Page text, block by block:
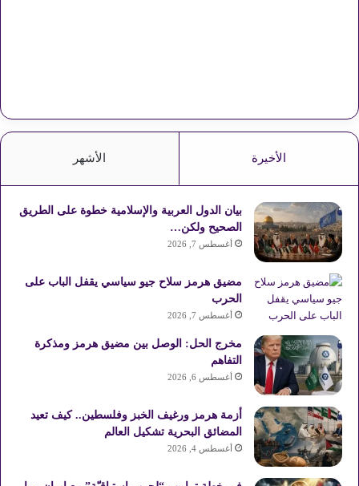
الأخيرة الأشهر
بيان الدول العربية والإسلامية خطوة على الطريق
الصحيح ولكن…
أغسطس 7, 2026
مضيق هرمز سلاح جيو سياسي يقفل الباب على
الحرب
أغسطس 7, 2026
مخرج الحل: الوصل بين مضيق هرمز ومذكرة
التفاهم
أغسطس 6, 2026
أزمة هرمز ورغيف الخبز وفلسطين.. كيف تعيد
المضائق البحرية تشكيل العالم
أغسطس 4, 2026